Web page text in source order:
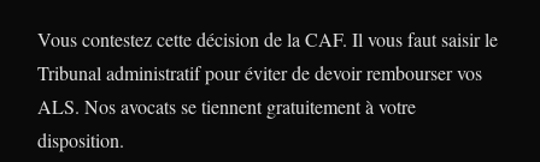
Vous contestez cette décision de la CAF. Il vous faut saisir le
Tribunal administratif pour éviter de devoir rembourser vos
ALS. Nos avocats se tiennent gratuitement à votre
disposition.